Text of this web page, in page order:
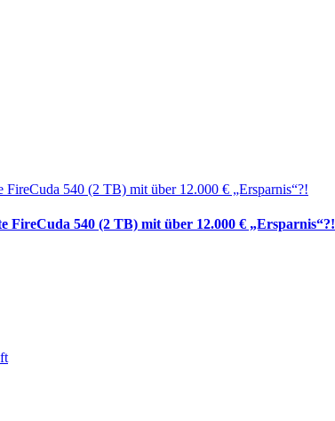
FireCuda 540 (2 TB) mit über 12.000 € „Ersparnis“?!